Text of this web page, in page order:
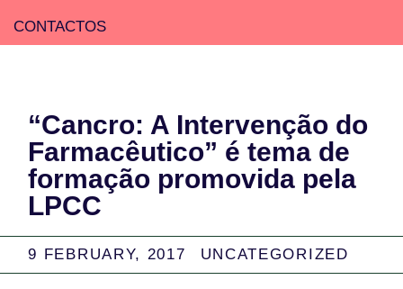
CONTACTOS
“Cancro: A Intervenção do
Farmacêutico” é tema de
formação promovida pela
LPCC
9 FEBRUARY, 2017 UNCATEGORIZED